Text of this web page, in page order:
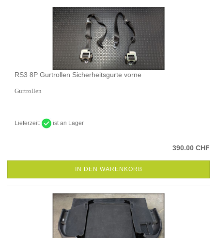
RS3 8P Gurtrollen Sicherheitsgurte vorne
Gurtrollen
Lieferzeit: ist an Lager
390.00 CHF
IN DEN WARENKORB